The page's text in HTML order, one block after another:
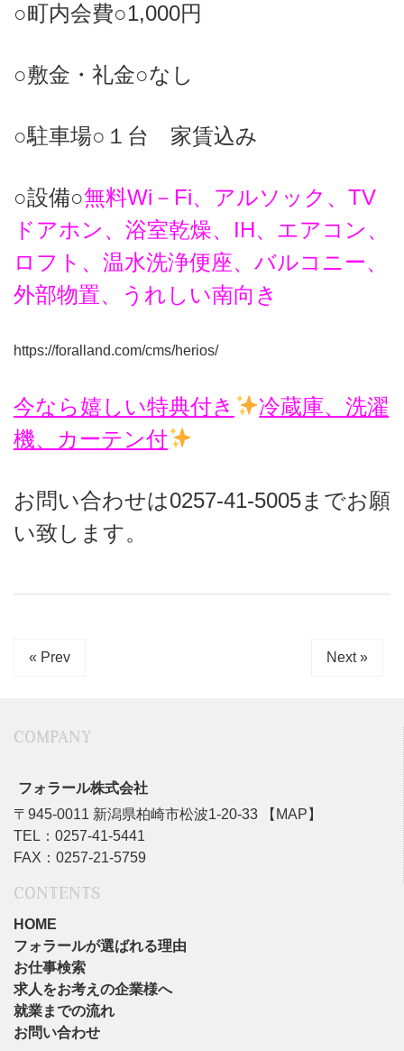
○町内会費○1,000円
○敷金・礼金○なし
○駐車場○１台 家賃込み
○設備○無料Wi－Fi、アルソック、TV
ドアホン、浴室乾燥、IH、エアコン、
ロフト、温水洗浄便座、バルコニー、
外部物置、うれしい南向き
https://foralland.com/cms/herios/
今なら嬉しい特典付き
冷蔵庫、洗濯
機、カーテン付
お問い合わせは0257-41-5005までお願
い致します。
« Prev Next »
COMPANY
フォラール株式会社
〒945-0011 新潟県柏崎市松波1-20-33 【MAP】
TEL：0257-41-5441
FAX：0257-21-5759
CONTENTS
HOME
フォラールが選ばれる理由
お仕事検索
求人をお考えの企業様へ
就業までの流れ
お問い合わせ